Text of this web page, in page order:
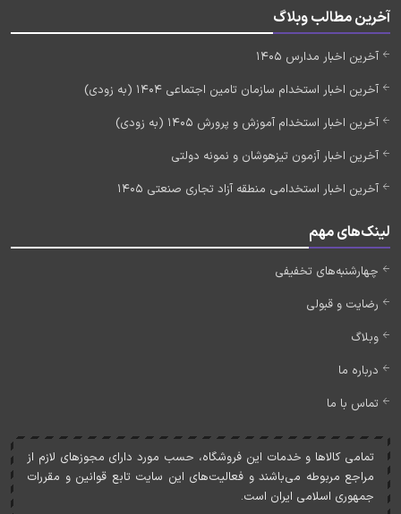
آخرین مطالب وبلاگ
آخرین اخبار مدارس 1405
آخرین اخبار استخدام سازمان تامین اجتماعی 1404 (به زودی)
آخرین اخبار استخدام آموزش و پرورش 1405 (به زودی)
آخرین اخبار آزمون تیزهوشان و نمونه دولتی
آخرین اخبار استخدامی منطقه آزاد تجاری صنعتی 1405
لینک‌های مهم
چهارشنبه‌های تخفیفی
رضایت و قبولی
وبلاگ
درباره ما
تماس با ما
تمامی کالاها و خدمات اين فروشگاه، حسب مورد دارای مجوزهای لازم از
مراجع مربوطه می‌باشند و فعاليت‌های اين سايت تابع قوانين و مقررات
جمهوری اسلامی ايران است.